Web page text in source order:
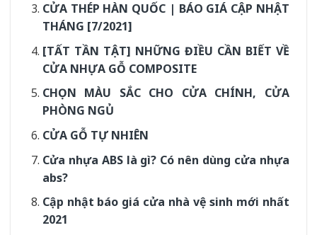
CỬA THÉP HÀN QUỐC | BÁO GIÁ CẬP NHẬT
THÁNG [7/2021]
[TẤT TẦN TẬT] NHỮNG ĐIỀU CẦN BIẾT VỀ
CỬA NHỰA GỖ COMPOSITE
CHỌN MÀU SẮC CHO CỬA CHÍNH, CỬA
PHÒNG NGỦ
CỬA GỖ TỰ NHIÊN
Cửa nhựa ABS là gì? Có nên dùng cửa nhựa
abs?
Cập nhật báo giá cửa nhà vệ sinh mới nhất
2021